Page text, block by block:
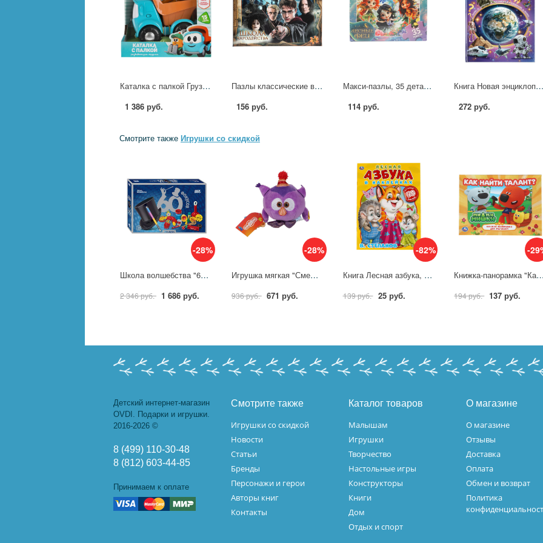
Каталка с палкой Грузовичок Лева, 15 песен и звуков, свет Умка HT838-R
1 386 руб.
Пазлы классические в коробке, 260 деталей "Школа чародейства" УМка 4630395011655
156 руб.
Макси-пазлы, 35 деталей "Лесные феи" УМка 4630395011365
114 руб.
Книга Новая энциклопедия школьника, 48 стр. УМка 978-5-506-11131-3
272 руб.
Смотрите также Игрушки со скидкой
-28%
Школа волшебства "60 фокусов" детский набор фокусника STEP 76096
2 346 руб. 1 686 руб.
-28%
Игрушка мягкая "Смешарики" Совунья, 13 см. музыкальная Мульти-пульти A20316-10-WOD
936 руб. 671 руб.
-82%
Книга Лесная азбука, В. Степанов. Азбука в наклейках, 8 стр. УМка 978-5-506-06467-1
139 руб. 25 руб.
-
Книжка-панорамка "Как найти талант. Ми-ми-мишки" 25х19 см. 10 стр. УМка 978-5-506-10268-7
194 руб. 137 руб.
Детский интернет-магазин
OVDI. Подарки и игрушки.
2016-2026 ©
8 (499) 110-30-48
8 (812) 603-44-85
Принимаем к оплате
Смотрите также
Игрушки со скидкой
Новости
Статьи
Бренды
Персонажи и герои
Авторы книг
Контакты
Каталог товаров
Малышам
Игрушки
Творчество
Настольные игры
Конструкторы
Книги
Дом
Отдых и спорт
О магазине
О магазине
Отзывы
Доставка
Оплата
Обмен и возврат
Политика